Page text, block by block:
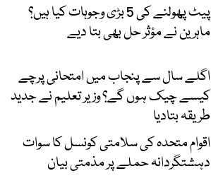
پیٹ پھولنے کی 5 بڑی وجوہات کیا ہیں؟
ماہرین نے مؤثر حل بھی بتا دیے
اگلے سال سے پنجاب میں امتحانی پرچے
کیسے چیک ہوں گے؟ وزیر تعلیم نے جدید
طریقہ بتادیا
اقوام متحدہ کی سلامتی کونسل کا سوات
دہشتگردانہ حملے پر مذمتی بیان